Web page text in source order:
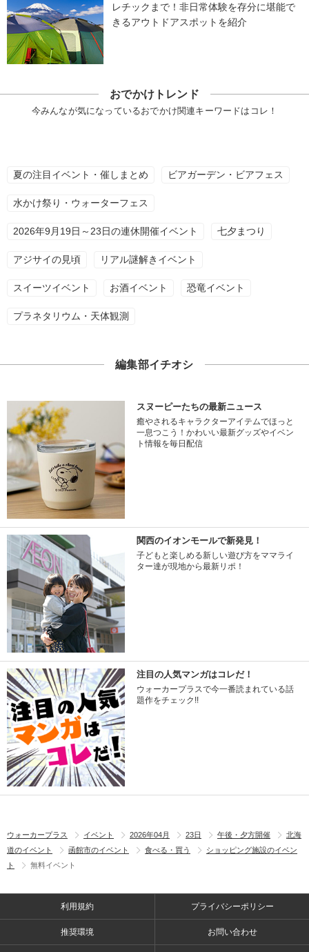
レチックまで！非日常体験を存分に堪能で
きるアウトドアスポットを紹介
おでかけトレンド
今みんなが気になっているおでかけ関連キーワードはコレ！
夏の注目イベント・催しまとめ ビアガーデン・ビアフェス
水かけ祭り・ウォーターフェス
2026年9月19日～23日の連休開催イベント 七夕まつり
アジサイの見頃 リアル謎解きイベント
スイーツイベント お酒イベント 恐竜イベント
プラネタリウム・天体観測
編集部イチオシ
スヌーピーたちの最新ニュース
癒やされるキャラクターアイテムでほっと
一息つこう！かわいい最新グッズやイベン
ト情報を毎日配信
関西のイオンモールで新発見！
子どもと楽しめる新しい遊び方をママライ
ター達が現地から最新リポ！
注目の人気マンガはコレだ！
ウォーカープラスで今一番読まれている話
題作をチェック!!
ウォーカープラス イベント 2026年04月 23日 午後・夕方開催
北海
道のイベント
函館市のイベント 食べる・買う
ショッピング施設のイベン
ト
無料イベント
利用規約 プライバシーポリシー
推奨環境 お問い合わせ